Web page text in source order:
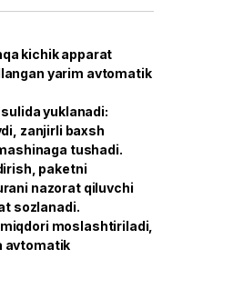
kichik apparat
yarim avtomatik
yuklanadi:
zanjirli baxsh
tushadi.
paketni
nazorat qiluvchi
sozlanadi.
moslashtiriladi,
avtomatik